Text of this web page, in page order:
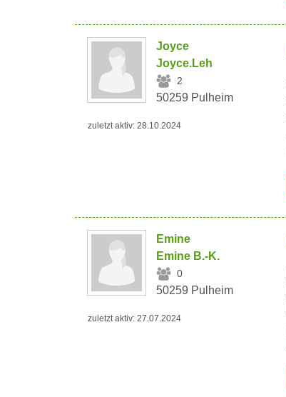
Joyce
Joyce.Leh
2
50259 Pulheim
zuletzt aktiv: 28.10.2024
Emine
Emine B.-K.
0
50259 Pulheim
zuletzt aktiv: 27.07.2024